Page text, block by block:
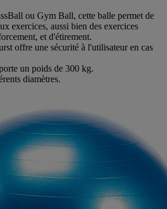
ou Gym Ball, cette balle permet de
exercices, aussi bien des exercices
et d'étirement.
offre une sécurité à l'utilisateur en cas
un poids de 300 kg.
diamètres.